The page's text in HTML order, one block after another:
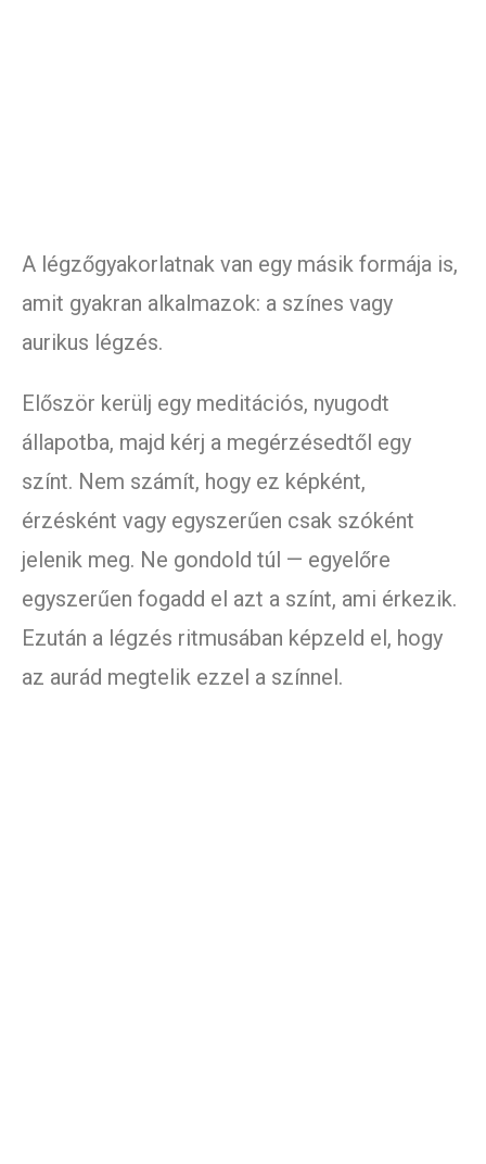
A légzőgyakorlatnak van egy másik formája is,
amit gyakran alkalmazok: a színes vagy
aurikus légzés.
Először kerülj egy meditációs, nyugodt
állapotba, majd kérj a megérzésedtől egy
színt. Nem számít, hogy ez képként,
érzésként vagy egyszerűen csak szóként
jelenik meg. Ne gondold túl — egyelőre
egyszerűen fogadd el azt a színt, ami érkezik.
Ezután a légzés ritmusában képzeld el, hogy
az aurád megtelik ezzel a színnel.